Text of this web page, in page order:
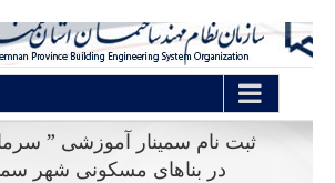
ثبت نام سمینار آموزشی ”
در بناهای مسکونی شهر